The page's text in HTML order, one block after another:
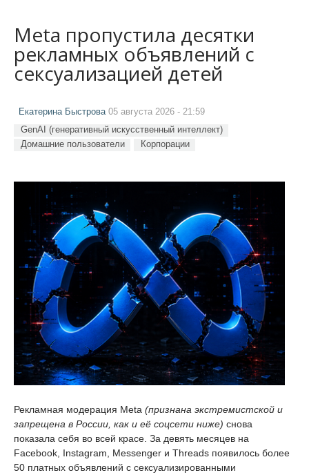
Meta пропустила десятки
рекламных объявлений с
сексуализацией детей
Екатерина Быстрова05 августа 2026 - 21:59
GenAI (генеративный искусственный интеллект)
Домашние пользователи
Корпорации
Рекламная модерация Meta (признана экстремистской и
запрещена в России, как и её соцсети ниже) снова
показала себя во всей красе. За девять месяцев на
Facebook, Instagram, Messenger и Threads появилось более
50 платных объявлений с сексуализированными